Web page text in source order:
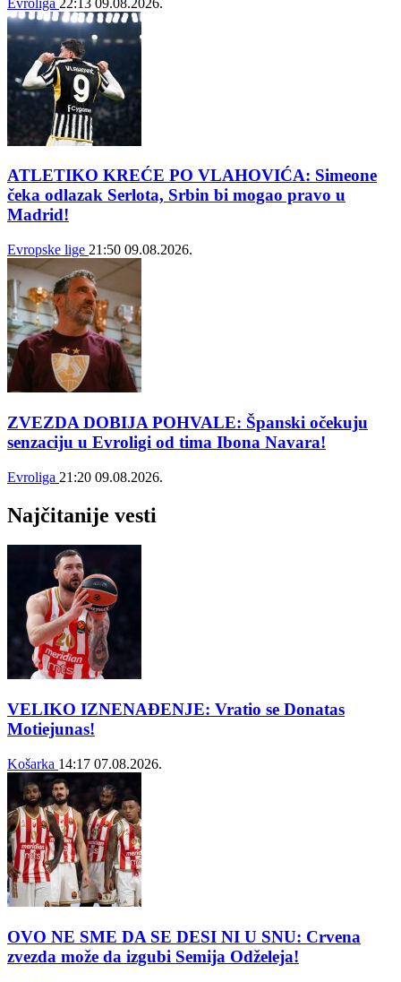
ATLETIKO KREĆE PO VLAHOVIĆA: Simeone
čeka odlazak Serlota, Srbin bi mogao pravo u
Madrid!
Evropske lige 21:50 09.08.2026.
ZVEZDA DOBIJA POHVALE: Španski očekuju
senzaciju u Evroligi od tima Ibona Navara!
Evroliga 21:20 09.08.2026.
Najčitanije vesti
VELIKO IZNENAĐENJE: Vratio se Donatas
Motiejunas!
Košarka 14:17 07.08.2026.
OVO NE SME DA SE DESI NI U SNU: Crvena
zvezda može da izgubi Semija Odželeja!